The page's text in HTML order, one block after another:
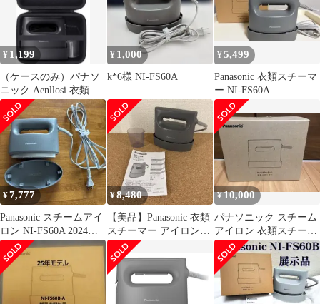
¥ 1,199
（ケースのみ）パナソ
ニック Aenllosi 衣類ス
チーマー
¥ 1,000
k*6様 NI-FS60A
¥5,499
Panasonic 衣類スチーマ
ー NI-FS60A
¥7,777
Panasonic スチームアイ
ロン NI-FS60A 2024年
製
¥8,480
【美品】Panasonic 衣類
スチーマー アイロン
NI-FS60A
¥10,000
パナソニック スチーム
アイロン 衣類スチーマ
ー NI-FS60A